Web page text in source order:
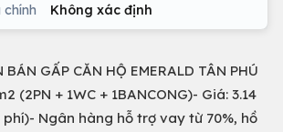
chính Không xác định
BÁN GẤP CĂN HỘ EMERALD TÂN PHÚ
(2PN + 1WC + 1BANCONG)- Giá: 3.14
Ngân hàng hỗ trợ vay từ 70%, hồ